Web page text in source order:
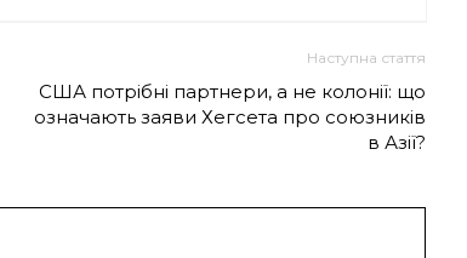
Наступна стаття
США потрібні партнери, а не колонії: що
означають заяви Хегсета про союзників
в Азії?